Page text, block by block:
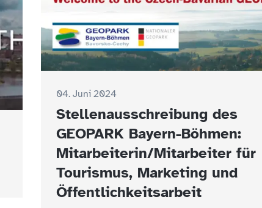
04. Juni 2024
Stellenausschreibung des
GEOPARK Bayern-Böhmen:
Mitarbeiterin/Mitarbeiter für
Tourismus, Marketing und
Öffentlichkeitsarbeit